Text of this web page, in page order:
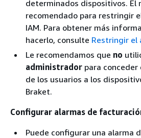
determinados dispositivos. El
recomendado para restringir
IAM. Para obtener más
hacerlo, consulte Restringir el
Le recomendamos que no
administrador para
de los usuarios a los
Braket.
Configurar alarmas de
Puede configurar una alarma